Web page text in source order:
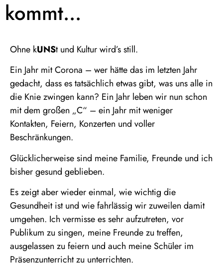
kommt…
Ohne kUNSt und Kultur wird’s still.
Ein Jahr mit Corona – wer hätte das im letzten Jahr
gedacht, dass es tatsächlich etwas gibt, was uns alle in
die Knie zwingen kann? Ein Jahr leben wir nun schon
mit dem großen „C“ – ein Jahr mit weniger
Kontakten, Feiern, Konzerten und voller
Beschränkungen.
Glücklicherweise sind meine Familie, Freunde und ich
bisher gesund geblieben.
Es zeigt aber wieder einmal, wie wichtig die
Gesundheit ist und wie fahrlässig wir zuweilen damit
umgehen. Ich vermisse es sehr aufzutreten, vor
Publikum zu singen, meine Freunde zu treffen,
ausgelassen zu feiern und auch meine Schüler im
Präsenzunterricht zu unterrichten.